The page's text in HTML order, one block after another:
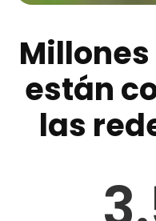
están
las